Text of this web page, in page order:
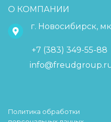
О КОМПАНИИ
г. Новосибирск,
+7 (383) 349-55-88
Политика обработки